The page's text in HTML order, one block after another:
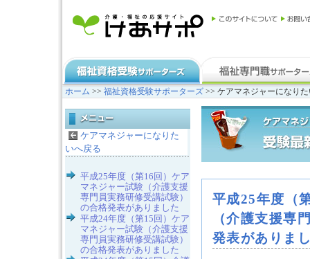
ホーム >> 福祉資格受験サポーターズ >> ケアマネジャーになり
平成25年度（
（介護支援専
発表がありま
ケアマネジャーになりた
いへ戻る
平成25年度（第16回）ケア
マネジャー試験（介護支援
専門員実務研修受講試験）
の合格発表がありました
平成24年度（第15回）ケア
マネジャー試験（介護支援
専門員実務研修受講試験）
の合格発表がありました